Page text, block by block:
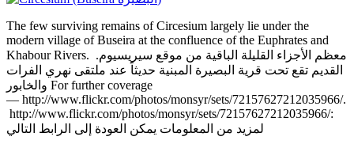
The few surviving remains of Circesium largely lie under the
modern village of Buseira at the confluence of the Euphrates and
Khabour Rivers. .معظم الأجزاء القليلة الباقية من موقع سيريسيوم
القديم تقع تحت قرية البصيرة المبنية حديثاً عند ملتقى نهري الفرات
والخابور For further coverage
— http://www.flickr.com/photos/monsyr/sets/72157627212035966/.
http://www.flickr.com/photos/monsyr/sets/72157627212035966/:
لمزيد من المعلومات يمكن العودة إلى الرابط التالي